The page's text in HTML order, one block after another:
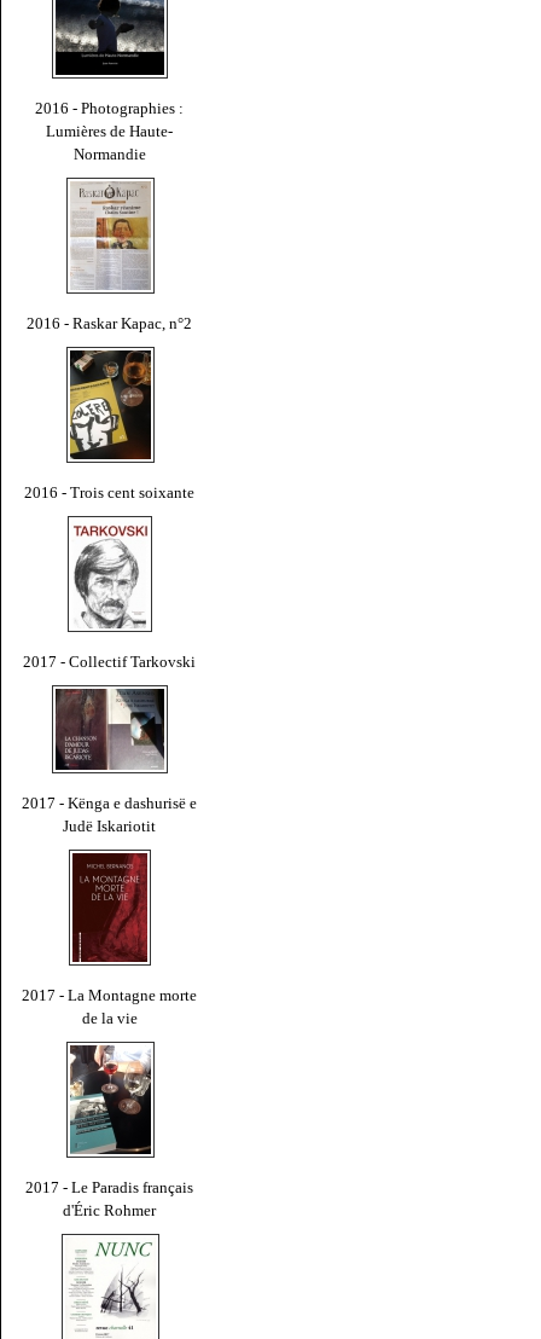
2016 - Photographies :
Lumières de Haute-
Normandie
2016 - Raskar Kapac, n°2
2016 - Trois cent soixante
2017 - Collectif Tarkovski
2017 - Kënga e dashurisë e
Judë Iskariotit
2017 - La Montagne morte
de la vie
2017 - Le Paradis français
d'Éric Rohmer